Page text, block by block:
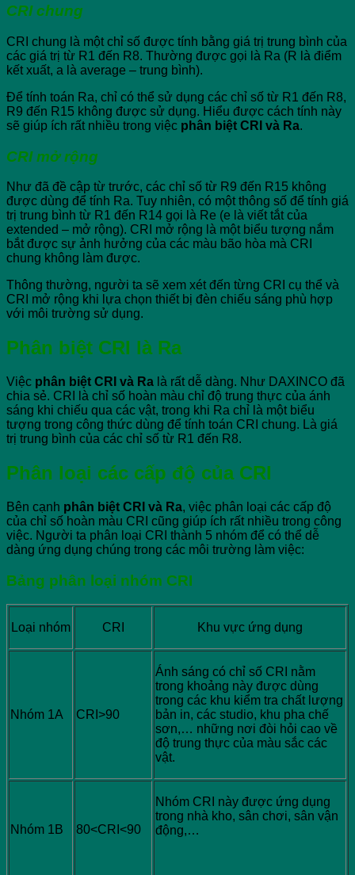
CRI chung
CRI chung là một chỉ số được tính bằng giá trị trung bình của
các giá trị từ R1 đến R8. Thường được gọi là Ra (R là điểm
kết xuất, a là average – trung bình).
Để tính toán Ra, chỉ có thể sử dụng các chỉ số từ R1 đến R8,
R9 đến R15 không được sử dụng. Hiểu được cách tính này
sẽ giúp ích rất nhiều trong việc phân biệt CRI và Ra.
CRI mở rộng
Như đã đề cập từ trước, các chỉ số từ R9 đến R15 không
được dùng để tính Ra. Tuy nhiên, có một thông số để tính giá
trị trung bình từ R1 đến R14 gọi là Re (e là viết tắt của
extended – mở rộng). CRI mở rộng là một biểu tượng nắm
bắt được sự ảnh hưởng của các màu bão hòa mà CRI
chung không làm được.
Thông thường, người ta sẽ xem xét đến từng CRI cụ thể và
CRI mở rộng khi lựa chọn thiết bị đèn chiếu sáng phù hợp
với môi trường sử dụng.
Phân biệt CRI là Ra
Việc phân biệt CRI và Ra là rất dễ dàng. Như DAXINCO đã
chia sẻ. CRI là chỉ số hoàn màu chỉ độ trung thực của ánh
sáng khi chiếu qua các vật, trong khi Ra chỉ là một biểu
tượng trong công thức dùng để tính toán CRI chung. Là giá
trị trung bình của các chỉ số từ R1 đến R8.
Phân loại các cấp độ của CRI
Bên cạnh phân biệt CRI và Ra, việc phân loại các cấp độ
của chỉ số hoàn màu CRI cũng giúp ích rất nhiều trong công
việc. Người ta phân loại CRI thành 5 nhóm để có thể dễ
dàng ứng dụng chúng trong các môi trường làm việc:
Bảng phân loại nhóm CRI
Loại nhóm CRI Khu vực ứng dụng
Nhóm 1A CRI>90
Ánh sáng có chỉ số CRI nằm
trong khoảng này được dùng
trong các khu kiểm tra chất lượng
bản in, các studio, khu pha chế
sơn,… những nơi đòi hỏi cao về
độ trung thực của màu sắc các
vật.
Nhóm 1B 80<CRI<90
Nhóm CRI này được ứng dụng
trong nhà kho, sân chơi, sân vận
động,…